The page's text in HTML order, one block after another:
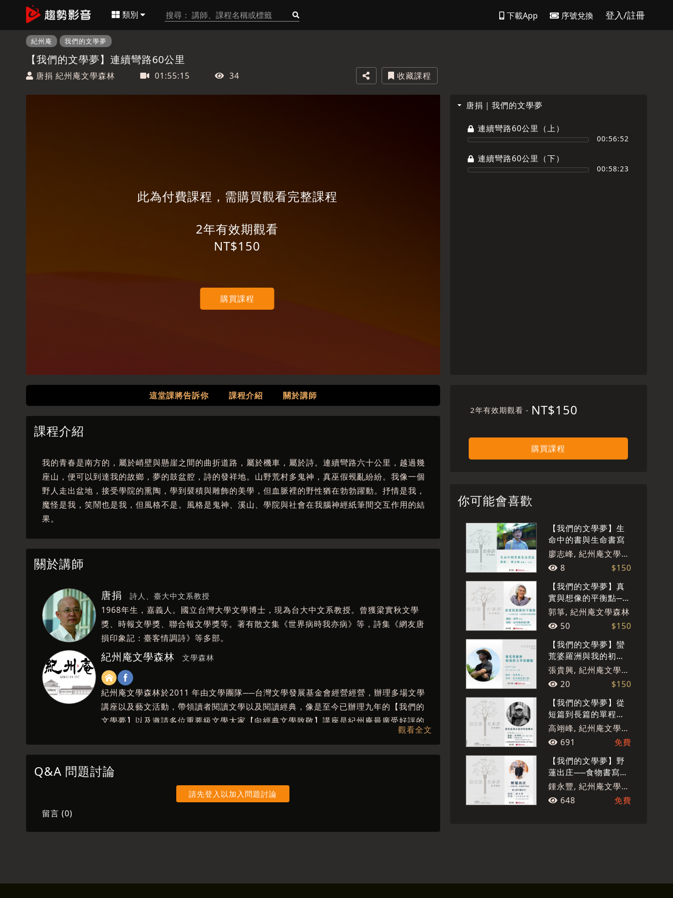
類別 下載App 序號兌換 登入/註冊
紀州庵 我們的文學夢
【我們的文學夢】連續彎路60公里
唐捐 紀州庵文學森林 01:55:15 34 收藏課程
此為付費課程，需購買觀看完整課程
2年有效期觀看
NT$150
購買課程
唐捐｜我們的文學夢
連續彎路60公里（上）
00:56:52
連續彎路60公里（下）
00:58:23
這堂課將告訴你 課程介紹 關於講師
課程介紹
我的青春是南方的，屬於峭壁與懸崖之間的曲折道路，屬於機車，屬於詩。連續彎路六十公里，越過幾
座山，便可以到達我的故鄉，夢的鼓盆腔，詩的發祥地。山野荒村多鬼神，真巫假覡亂紛紛。我像一個
野人走出盆地，接受學院的熏陶，學到襞積與雕飾的美學，但血脈裡的野性猶在勃勃躍動。抒情是我，
魔怪是我，笑鬧也是我，但風格不是。風格是鬼神、溪山、學院與社會在我腦神經紙筆間交互作用的結
果。
關於講師
唐捐 詩人、臺大中文系教授
1968年生，嘉義人。國立台灣大學文學博士，現為台大中文系教授。曾獲梁實秋文學
獎、時報文學獎、聯合報文學獎等。著有散文集《世界病時我亦病》等，詩集《網友唐
損印象記：臺客情調詩》等多部。
紀州庵文學森林 文學森林
紀州庵文學森林於2011 年由文學團隊──台灣文學發展基金會經營經營，辦理多場文學
講座以及藝文活動，帶領讀者閱讀文學以及閱讀經典，像是至今已辦理九年的【我們的
文學夢】以及邀請多位重要級文學大家【向經典文學致敬】講座是紀州庵最廣受好評的
重要課程，2020年起不只辦理實體講座，更將透過影像紀錄講者的風采，讓文學的重量
觀看全文
Q&A 問題討論
請先登入以加入問題討論
留言 (0)
2年有效期觀看 - NT$150
購買課程
你可能會喜歡
【我們的文學夢】生
命中的書與生命書寫
廖志峰, 紀州庵文學森
林 8
$150
【我們的文學夢】真
實與想像的平衡點──
正史與小說、小說與
劇本的檔案轉換
郭箏, 紀州庵文學森林
50
$150
【我們的文學夢】蠻
荒婆羅洲與我的初體
驗
張貴興, 紀州庵文學森
林 20
$150
【我們的文學夢】從
短篇到長篇的單程轉
身
高翊峰, 紀州庵文學森
林 691
免費
【我們的文學夢】野
蓮出庄──食物書寫、
民謠與全球化
鍾永豐, 紀州庵文學森
林 648 免費